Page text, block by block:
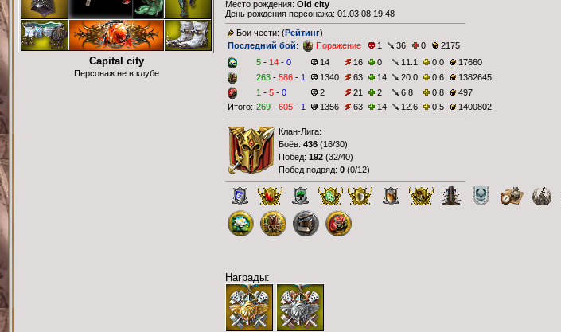
Capital city
Персонаж не в клубе
Место рождения: Old city
День рождения персонажа: 01.03.08 19:48
Бои чести: (Рейтинг)
Последний бой: Поражение 1 36 0
2175
5 - 14 - 0 14 16 0 11.1 0.0
17660
263 - 586 - 1 1340 63 14 20.0 0.6
1382645
1 - 5 - 0 2 21 2 6.8 0.8
497
Итого: 269 - 605 - 1 1356 63 14 12.6 0.5 1400802
Клан-Лига:
Боёв: 436 (16/30)
Побед: 192 (32/40)
Побед подряд: 0 (0/12)
Награды: